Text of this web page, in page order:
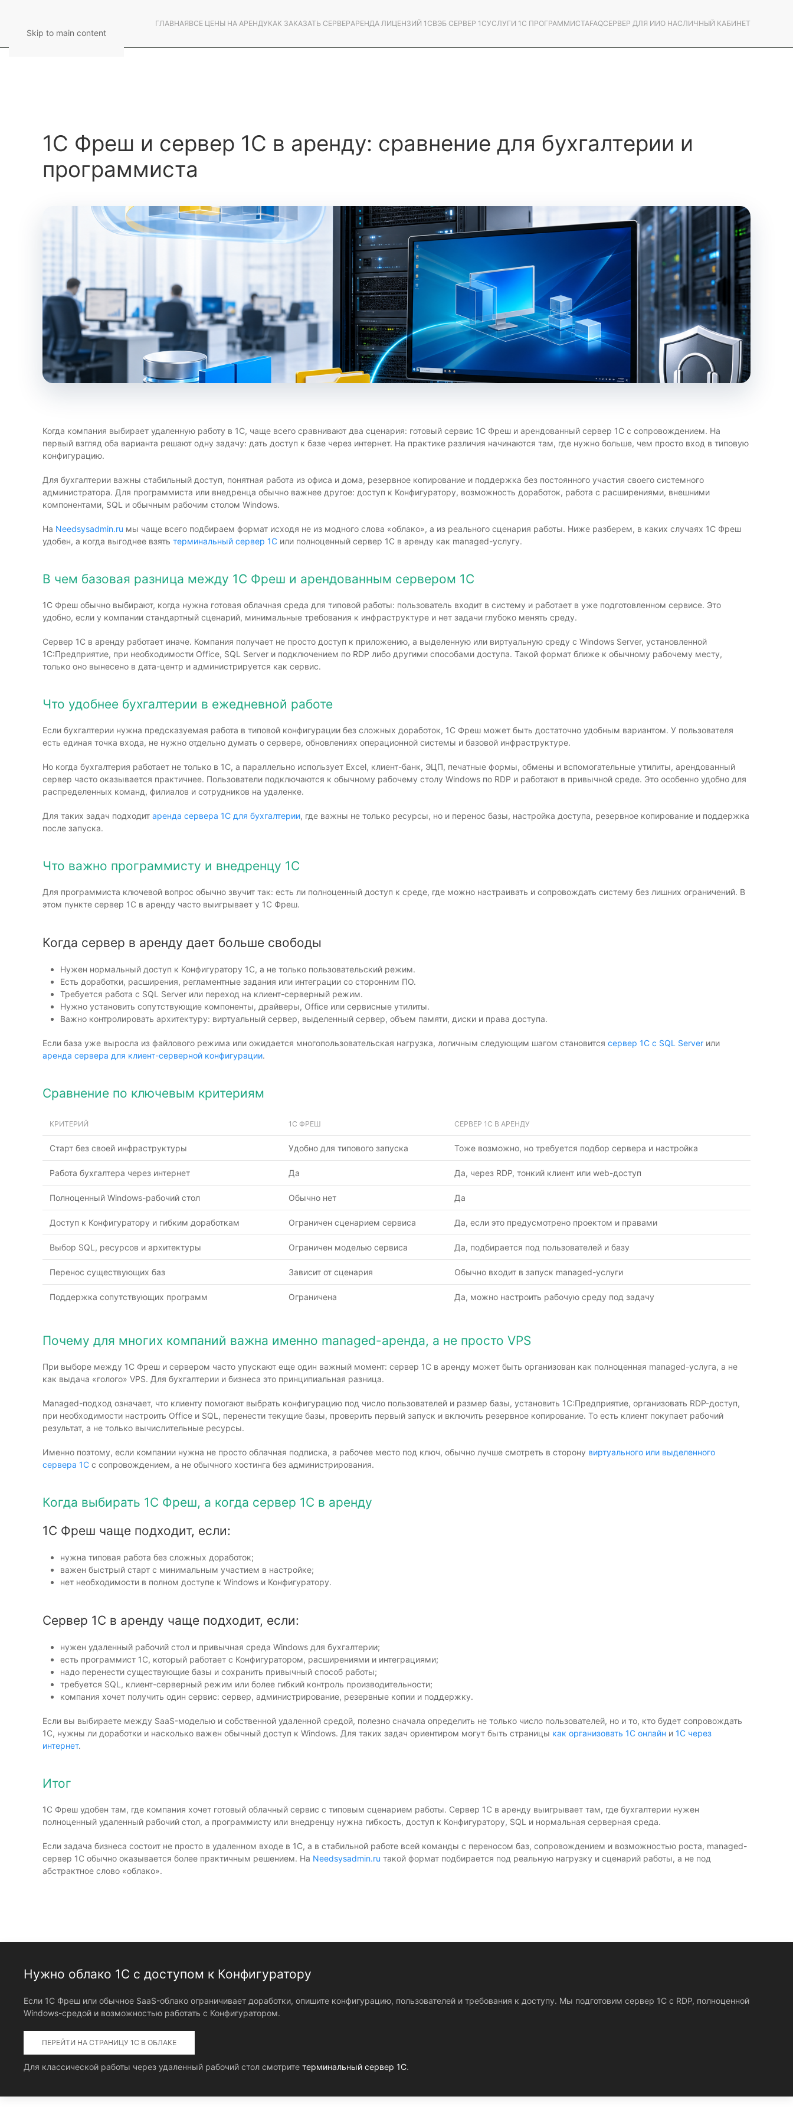
Skip to main content
ГЛАВНАЯВСЕ ЦЕНЫ НА АРЕНДУКАК ЗАКАЗАТЬ СЕРВЕРАРЕНДА ЛИЦЕНЗИЙ 1СВЭБ СЕРВЕР 1СУСЛУГИ 1С ПРОГРАММИСТАFAQСЕРВЕР ДЛЯ ИИО НАСЛИЧНЫЙ КАБИНЕТ
1С Фреш и сервер 1С в аренду: сравнение для бухгалтерии и
программиста
Когда компания выбирает удаленную работу в 1С, чаще всего сравнивают два сценария: готовый сервис 1С Фреш и арендованный сервер 1С с сопровождением. На
первый взгляд оба варианта решают одну задачу: дать доступ к базе через интернет. На практике различия начинаются там, где нужно больше, чем просто вход в типовую
конфигурацию.
Для бухгалтерии важны стабильный доступ, понятная работа из офиса и дома, резервное копирование и поддержка без постоянного участия своего системного
администратора. Для программиста или внедренца обычно важнее другое: доступ к Конфигуратору, возможность доработок, работа с расширениями, внешними
компонентами, SQL и обычным рабочим столом Windows.
На Needsysadmin.ru мы чаще всего подбираем формат исходя не из модного слова «облако», а из реального сценария работы. Ниже разберем, в каких случаях 1С Фреш
удобен, а когда выгоднее взять терминальный сервер 1С или полноценный сервер 1С в аренду как managed-услугу.
В чем базовая разница между 1С Фреш и арендованным сервером 1С
1С Фреш обычно выбирают, когда нужна готовая облачная среда для типовой работы: пользователь входит в систему и работает в уже подготовленном сервисе. Это
удобно, если у компании стандартный сценарий, минимальные требования к инфраструктуре и нет задачи глубоко менять среду.
Сервер 1С в аренду работает иначе. Компания получает не просто доступ к приложению, а выделенную или виртуальную среду с Windows Server, установленной
1С:Предприятие, при необходимости Office, SQL Server и подключением по RDP либо другими способами доступа. Такой формат ближе к обычному рабочему месту,
только оно вынесено в дата-центр и администрируется как сервис.
Что удобнее бухгалтерии в ежедневной работе
Если бухгалтерии нужна предсказуемая работа в типовой конфигурации без сложных доработок, 1С Фреш может быть достаточно удобным вариантом. У пользователя
есть единая точка входа, не нужно отдельно думать о сервере, обновлениях операционной системы и базовой инфраструктуре.
Но когда бухгалтерия работает не только в 1С, а параллельно использует Excel, клиент-банк, ЭЦП, печатные формы, обмены и вспомогательные утилиты, арендованный
сервер часто оказывается практичнее. Пользователи подключаются к обычному рабочему столу Windows по RDP и работают в привычной среде. Это особенно удобно для
распределенных команд, филиалов и сотрудников на удаленке.
Для таких задач подходит аренда сервера 1С для бухгалтерии, где важны не только ресурсы, но и перенос базы, настройка доступа, резервное копирование и поддержка
после запуска.
Что важно программисту и внедренцу 1С
Для программиста ключевой вопрос обычно звучит так: есть ли полноценный доступ к среде, где можно настраивать и сопровождать систему без лишних ограничений. В
этом пункте сервер 1С в аренду часто выигрывает у 1С Фреш.
Когда сервер в аренду дает больше свободы
Нужен нормальный доступ к Конфигуратору 1С, а не только пользовательский режим.
Есть доработки, расширения, регламентные задания или интеграции со сторонним ПО.
Требуется работа с SQL Server или переход на клиент-серверный режим.
Нужно установить сопутствующие компоненты, драйверы, Office или сервисные утилиты.
Важно контролировать архитектуру: виртуальный сервер, выделенный сервер, объем памяти, диски и права доступа.
Если база уже выросла из файлового режима или ожидается многопользовательская нагрузка, логичным следующим шагом становится сервер 1С с SQL Server или
аренда сервера для клиент-серверной конфигурации.
Сравнение по ключевым критериям
КРИТЕРИЙ 1С ФРЕШ СЕРВЕР 1С В АРЕНДУ
Старт без своей инфраструктуры Удобно для типового запуска Тоже возможно, но требуется подбор сервера и настройка
Работа бухгалтера через интернет Да Да, через RDP, тонкий клиент или web-доступ
Полноценный Windows-рабочий стол Обычно нет Да
Доступ к Конфигуратору и гибким доработкам Ограничен сценарием сервиса Да, если это предусмотрено проектом и правами
Выбор SQL, ресурсов и архитектуры Ограничен моделью сервиса Да, подбирается под пользователей и базу
Перенос существующих баз Зависит от сценария Обычно входит в запуск managed-услуги
Поддержка сопутствующих программ Ограничена Да, можно настроить рабочую среду под задачу
Почему для многих компаний важна именно managed-аренда, а не просто VPS
При выборе между 1С Фреш и сервером часто упускают еще один важный момент: сервер 1С в аренду может быть организован как полноценная managed-услуга, а не
как выдача «голого» VPS. Для бухгалтерии и бизнеса это принципиальная разница.
Managed-подход означает, что клиенту помогают выбрать конфигурацию под число пользователей и размер базы, установить 1С:Предприятие, организовать RDP-доступ,
при необходимости настроить Office и SQL, перенести текущие базы, проверить первый запуск и включить резервное копирование. То есть клиент покупает рабочий
результат, а не только вычислительные ресурсы.
Именно поэтому, если компании нужна не просто облачная подписка, а рабочее место под ключ, обычно лучше смотреть в сторону виртуального или выделенного
сервера 1С с сопровождением, а не обычного хостинга без администрирования.
Когда выбирать 1С Фреш, а когда сервер 1С в аренду
1С Фреш чаще подходит, если:
нужна типовая работа без сложных доработок;
важен быстрый старт с минимальным участием в настройке;
нет необходимости в полном доступе к Windows и Конфигуратору.
Сервер 1С в аренду чаще подходит, если:
нужен удаленный рабочий стол и привычная среда Windows для бухгалтерии;
есть программист 1С, который работает с Конфигуратором, расширениями и интеграциями;
надо перенести существующие базы и сохранить привычный способ работы;
требуется SQL, клиент-серверный режим или более гибкий контроль производительности;
компания хочет получить один сервис: сервер, администрирование, резервные копии и поддержку.
Если вы выбираете между SaaS-моделью и собственной удаленной средой, полезно сначала определить не только число пользователей, но и то, кто будет сопровождать
1С, нужны ли доработки и насколько важен обычный доступ к Windows. Для таких задач ориентиром могут быть страницы как организовать 1С онлайн и 1С через
интернет.
Итог
1С Фреш удобен там, где компания хочет готовый облачный сервис с типовым сценарием работы. Сервер 1С в аренду выигрывает там, где бухгалтерии нужен
полноценный удаленный рабочий стол, а программисту или внедренцу нужна гибкость, доступ к Конфигуратору, SQL и нормальная серверная среда.
Если задача бизнеса состоит не просто в удаленном входе в 1С, а в стабильной работе всей команды с переносом баз, сопровождением и возможностью роста, managed-
сервер 1С обычно оказывается более практичным решением. На Needsysadmin.ru такой формат подбирается под реальную нагрузку и сценарий работы, а не под
абстрактное слово «облако».
Нужно облако 1С с доступом к Конфигуратору
Если 1С Фреш или обычное SaaS-облако ограничивает доработки, опишите конфигурацию, пользователей и требования к доступу. Мы подготовим сервер 1С с RDP, полноценной
Windows-средой и возможностью работать с Конфигуратором.
ПЕРЕЙТИ НА СТРАНИЦУ 1С В ОБЛАКЕ
Для классической работы через удаленный рабочий стол смотрите терминальный сервер 1С.